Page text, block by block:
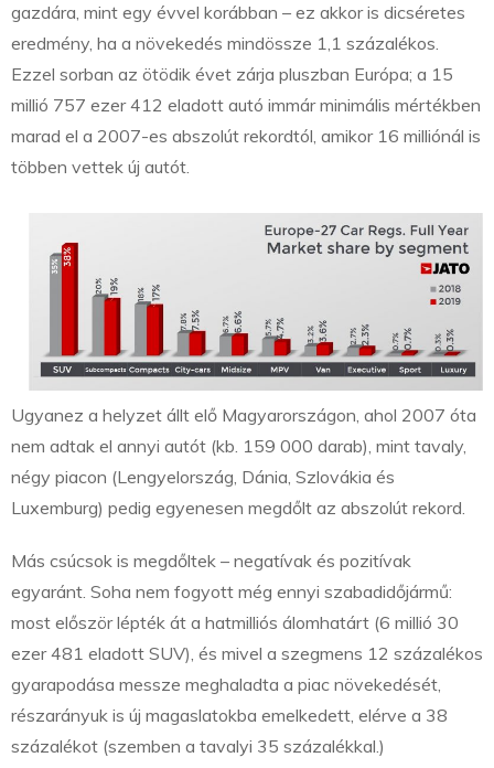
gazdára, mint egy évvel korábban – ez akkor is dicséretes
eredmény, ha a növekedés mindössze 1,1 százalékos.
Ezzel sorban az ötödik évet zárja pluszban Európa; a 15
millió 757 ezer 412 eladott autó immár minimális mértékben
marad el a 2007-es abszolút rekordtól, amikor 16 milliónál is
többen vettek új autót.
Ugyanez a helyzet állt elő Magyarországon, ahol 2007 óta
nem adtak el annyi autót (kb. 159 000 darab), mint tavaly,
négy piacon (Lengyelország, Dánia, Szlovákia és
Luxemburg) pedig egyenesen megdőlt az abszolút rekord.
Más csúcsok is megdőltek – negatívak és pozitívak
egyaránt. Soha nem fogyott még ennyi szabadidőjármű:
most először lépték át a hatmilliós álomhatárt (6 millió 30
ezer 481 eladott SUV), és mivel a szegmens 12 százalékos
gyarapodása messze meghaladta a piac növekedését,
részarányuk is új magaslatokba emelkedett, elérve a 38
százalékot (szemben a tavalyi 35 százalékkal.)